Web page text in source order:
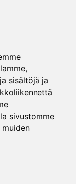
sisältöjä ja
sivustomme